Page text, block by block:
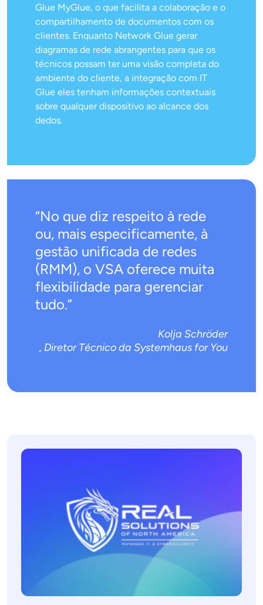
Glue MyGlue, o que facilita a colaboração e o
compartilhamento de documentos com os
clientes. Enquanto Network Glue gerar
diagramas de rede abrangentes para que os
técnicos possam ter uma visão completa do
ambiente do cliente, a integração com IT
Glue eles tenham informações contextuais
sobre qualquer dispositivo ao alcance dos
dedos.
“No que diz respeito à rede
ou, mais especificamente, à
gestão unificada de redes
(RMM), o VSA oferece muita
flexibilidade para gerenciar
tudo.”
Kolja Schröder
, Diretor Técnico da Systemhaus for You